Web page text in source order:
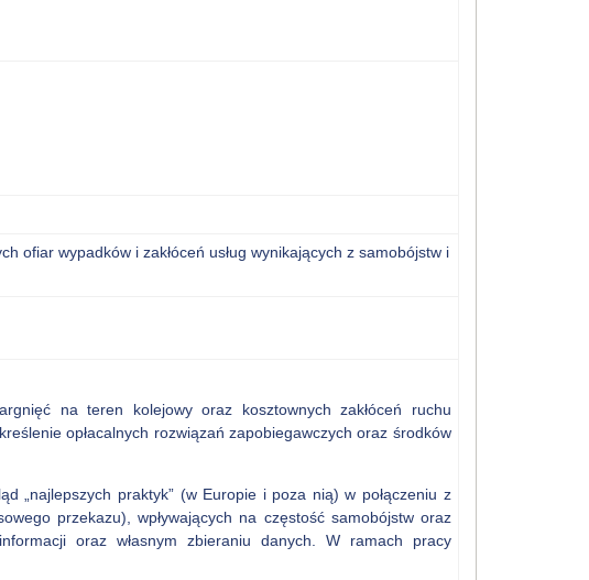
ofiar wypadków i zakłóceń usług wynikających z samobójstw i
na teren kolejowy oraz kosztownych zakłóceń ruchu
opłacalnych rozwiązań zapobiegawczych oraz środków
„najlepszych praktyk” (w Europie i poza nią) w połączeniu z
przekazu), wpływających na częstość samobójstw oraz
oraz własnym zbieraniu danych. W ramach pracy